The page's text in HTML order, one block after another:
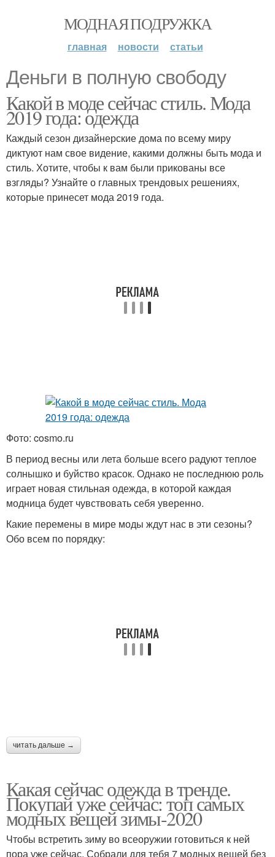
МОДНАЯ ПОДРУЖКА
главная новости статьи
Деньги в полную свободу
Какой в моде сейчас стиль. Мода
2019 года: одежда
Каждый сезон дизайнерские дома по всему миру
диктуют нам свое видение, какими должны быть мода и
стиль. Хотите, чтобы к вам были прикованы все
взгляды? Узнайте о главных трендовых решениях,
которые принесет мода 2019 года.
Фото: cosmo.ru
В период весны или лета больше всего радуют теплое
солнышко и буйство красок. Однако не последнюю роль
играет новая стильная одежда, в которой каждая
модница будет чувствовать себя уверенно.
Какие перемены в мире моды ждут нас в эти сезоны?
Обо всем по порядку:
читать дальше →
Какая сейчас одежда в тренде.
Покупай уже сейчас: топ самых
модных вещей зимы-2020
Чтобы встретить зиму во всеоружии готовиться к ней
пора уже сейчас. Собрали для тебя 7 модных вещей без